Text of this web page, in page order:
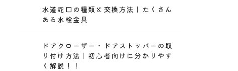
水道蛇口の種類と交換方法｜たくさん
ある水栓金具
ドアクローザー・ドアストッパーの取
り付け方法｜初心者向けに分かりやす
く解説！！